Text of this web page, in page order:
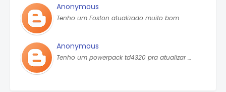
Anonymous
Tenho um Foston atualizado muito bom
Anonymous
Tenho um powerpack td4320 pra atualizar …